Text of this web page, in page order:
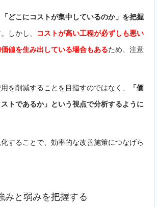
「どこにコストが集中しているのか」を把握
しかし、
コストが高い工程が必ずしも悪い
値を生み出している場合もあるため、注意
を削減することを目指すのではなく、
「価
トであるか」という視点で分析するように
することで、効率的な改善施策につなげら
みと弱みを把握する